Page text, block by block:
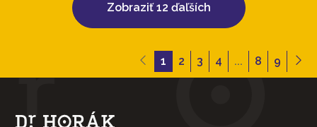
Zobraziť 12 ďaľších
1 2 3 4 ... 8 9